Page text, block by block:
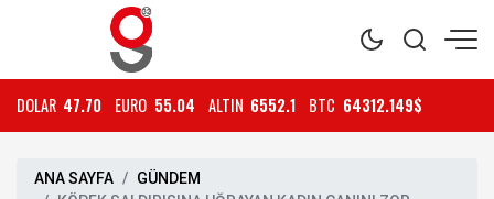
DOLAR 47.70 EURO 55.04 ALTIN 6552.1 BTC 64312.149$
ANA SAYFA
GÜNDEM